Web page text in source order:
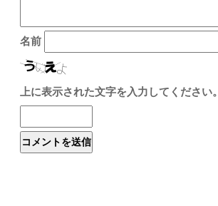
名前
上に表示された文字を入力してください。